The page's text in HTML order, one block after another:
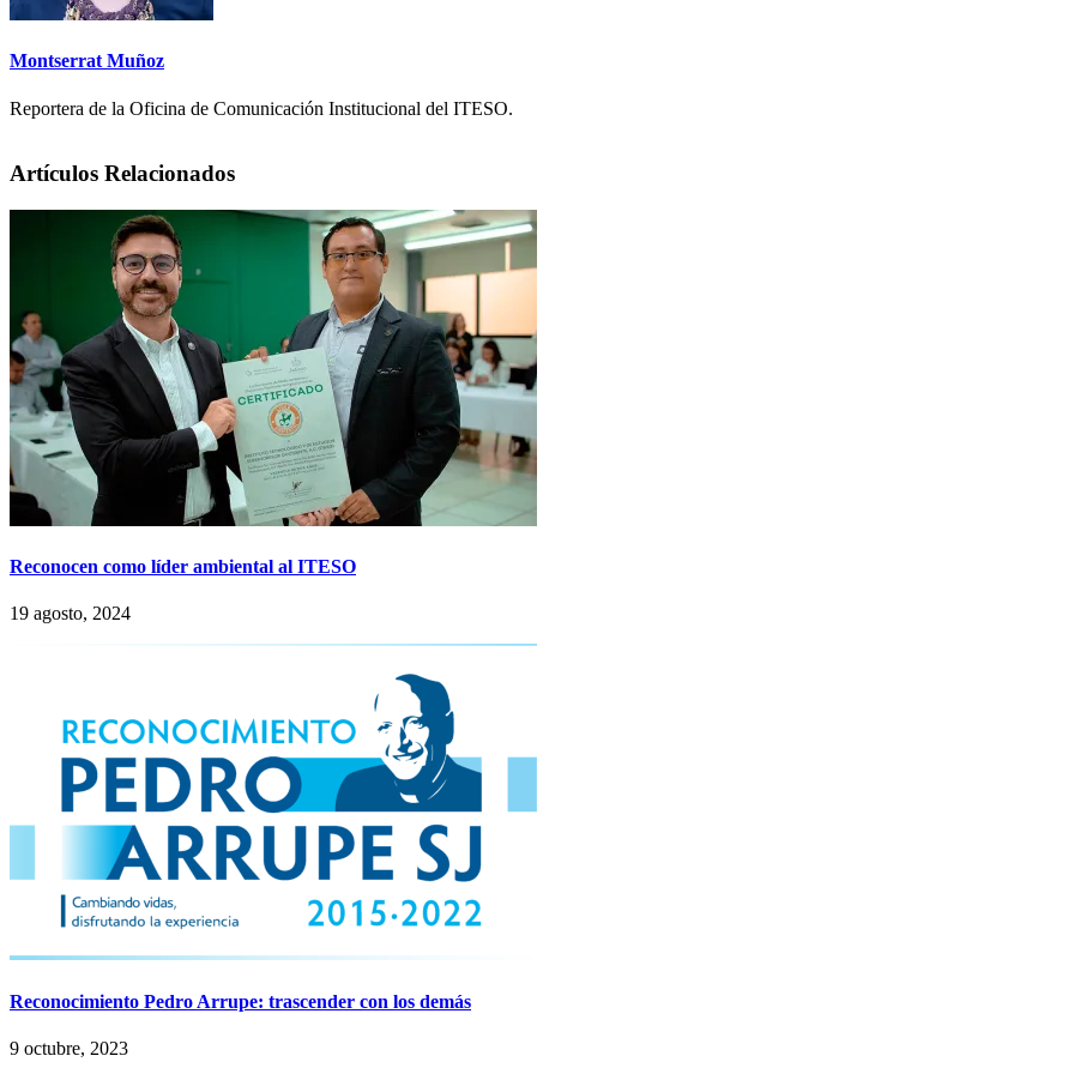
Montserrat Muñoz
Reportera de la Oficina de Comunicación Institucional del ITESO.
Artículos Relacionados
Reconocen como líder ambiental al ITESO
19 agosto, 2024
Reconocimiento Pedro Arrupe: trascender con los demás
9 octubre, 2023